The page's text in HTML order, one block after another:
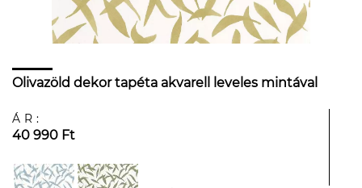
Olivazöld dekor tapéta akvarell leveles mintával
ÁR:
40 990 Ft